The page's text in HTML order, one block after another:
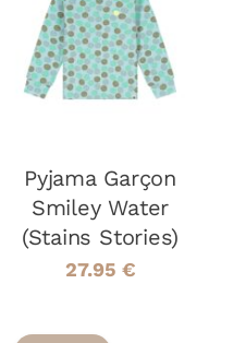
CHOIX DES
OPTIONS CE
PRODUIT
A
OPTIONS
PEUVENT
ÊTRE
CHOISIES
SUR
/
DÉTAILS
Pyjama Garçon
Smiley Water
(Stains Stories)
27.95 €